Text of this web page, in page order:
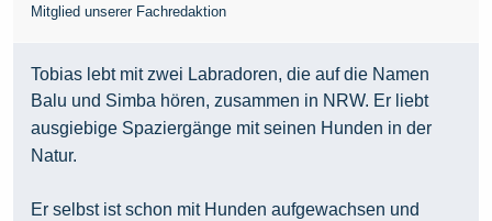
Mitglied unserer Fachredaktion
Tobias lebt mit zwei Labradoren, die auf die Namen
Balu und Simba hören, zusammen in NRW. Er liebt
ausgiebige Spaziergänge mit seinen Hunden in der
Natur.
Er selbst ist schon mit Hunden aufgewachsen und